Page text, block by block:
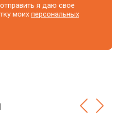
я даю свое
моихперсональных